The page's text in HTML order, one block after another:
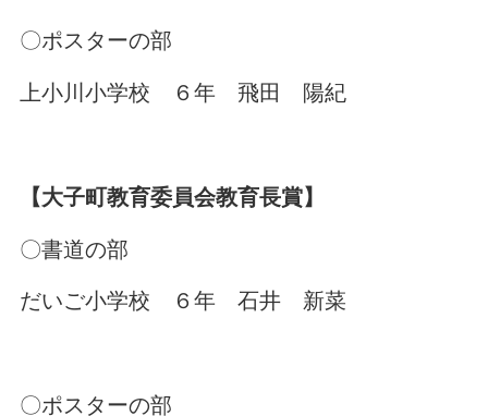
〇ポスターの部
上小川小学校 ６年 飛田 陽紀
【大子町教育委員会教育長賞】
〇書道の部
だいご小学校 ６年 石井 新菜
〇ポスターの部